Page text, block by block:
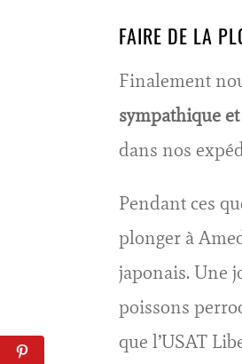
FAIRE DE LA
Finalement
sympathique
dans nos
Pendant ces
plonger à
japonais. Une
poissons
que l’USAT